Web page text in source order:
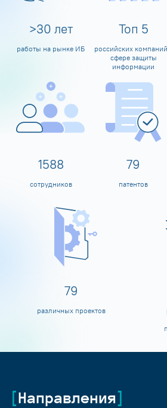
>30 лет
работы на рынке ИБ
Топ 5
российских
сфере защиты
информации
1600
сотрудников
80
патентов
80
различных проектов
Направления